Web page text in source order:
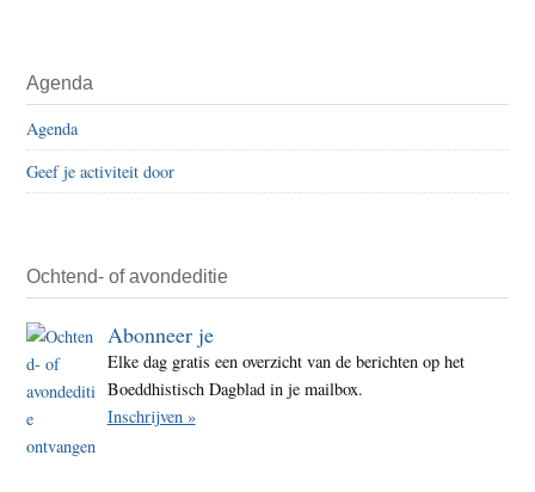
Agenda
Agenda
Geef je activiteit door
Ochtend- of avondeditie
Abonneer je
Elke dag gratis een overzicht van de berichten op het
Boeddhistisch Dagblad in je mailbox.
Inschrijven »